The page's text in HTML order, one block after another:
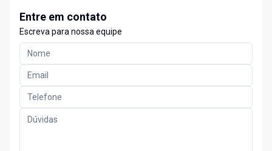
Entre em contato
Escreva para nossa equipe